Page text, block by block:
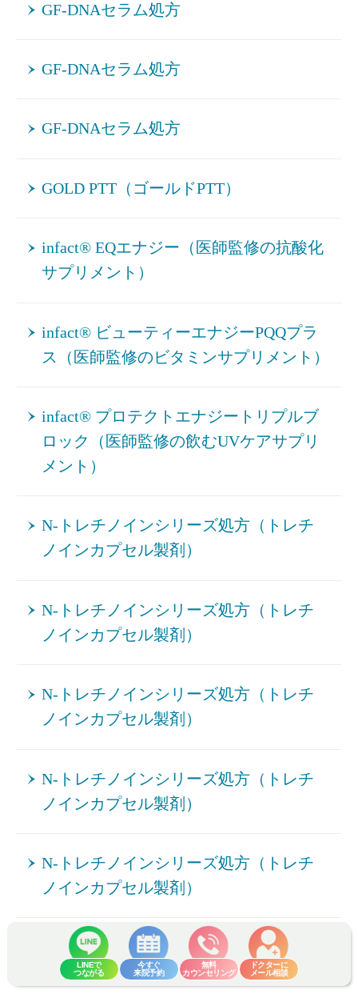
LINEで
つながる
今すぐ
来院予約
無料
カウンセリング
ドクターに
メール相談
GF-DNAセラム処方
GF-DNAセラム処方
GF-DNAセラム処方
GOLD PTT（ゴールドPTT）
infact® EQエナジー（医師監修の抗酸化
サプリメント）
infact® ビューティーエナジーPQQプラ
ス（医師監修のビタミンサプリメント）
infact® プロテクトエナジートリプルブ
ロック（医師監修の飲むUVケアサプリ
メント）
N-トレチノインシリーズ処方（トレチ
ノインカプセル製剤）
N-トレチノインシリーズ処方（トレチ
ノインカプセル製剤）
N-トレチノインシリーズ処方（トレチ
ノインカプセル製剤）
N-トレチノインシリーズ処方（トレチ
ノインカプセル製剤）
N-トレチノインシリーズ処方（トレチ
ノインカプセル製剤）
New-PRP皮膚再生療法